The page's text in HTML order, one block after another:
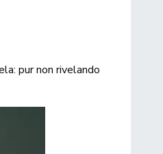
pur non rivelando